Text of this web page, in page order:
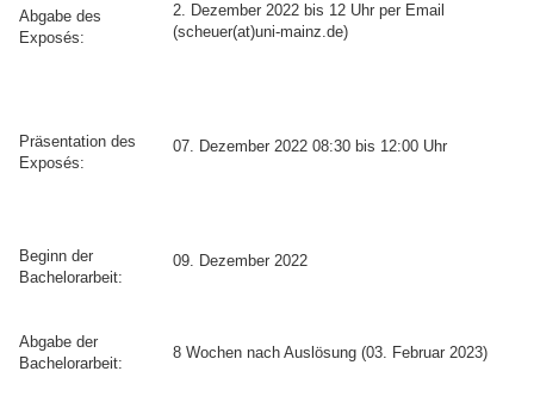
Abgabe des
Exposés:
2. Dezember 2022 bis 12 Uhr per Email
(scheuer(at)uni-mainz.de)
Präsentation des
Exposés:
07. Dezember 2022 08:30 bis 12:00 Uhr
Beginn der
Bachelorarbeit:
09. Dezember 2022
Abgabe der
Bachelorarbeit:
8 Wochen nach Auslösung (03. Februar 2023)